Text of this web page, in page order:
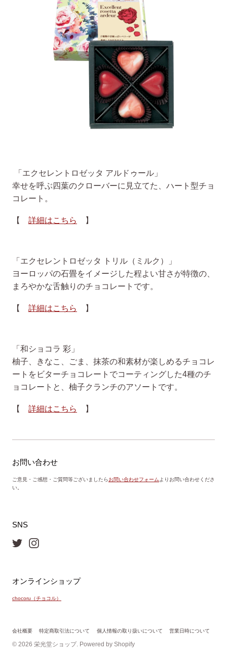
「エクセレントロゼッタ アルドゥール」
幸せを呼ぶ四葉のクローバーに見立てた、ハート型チョ
コレート。
【 詳細はこちら 】
「エクセレントロゼッタ トリル（ミルク）」
ヨーロッパの石畳をイメージした程よい甘さが特徴の、
まろやかな舌触りのチョコレートです。
【 詳細はこちら 】
「和ショコラ 彩」
柚子、きなこ、ごま、抹茶の和素材が楽しめるチョコレ
ートをビターチョコレートでコーティングした4種のチ
ョコレートと、柚子クランチのアソートです。
【 詳細はこちら 】
お問い合わせ
ご意見・ご感想・ご質問等ございましたらお問い合わせフォームよりお問い合わせくださ
い。
SNS
オンラインショップ
chocoru（チョコル）
会社概要 特定商取引法について 個人情報の取り扱いについて 営業日時について
© 2026 栄光堂ショップ. Powered by Shopify